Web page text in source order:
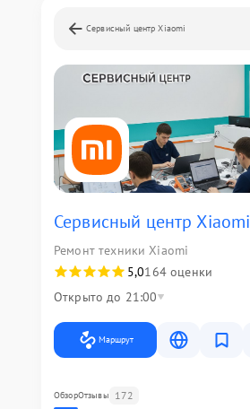
Сервисный центр Xiaomi
Сервисный центр Xiaomi
Ремонт техники Xiaomi
5,0164 оценки
Открыто до 21:00
Маршрут
ОбзорОтзывы 172